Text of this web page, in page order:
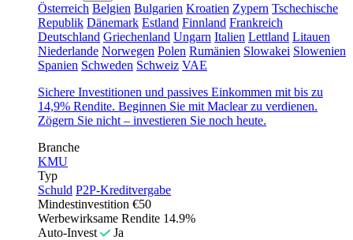
Österreich Belgien Bulgarien Kroatien Zypern Tschechische
Republik Dänemark Estland Finnland Frankreich
Deutschland Griechenland Ungarn Italien Lettland Litauen
Niederlande Norwegen Polen Rumänien Slowakei Slowenien
Spanien Schweden Schweiz VAE
Sichere Investitionen und passives Einkommen mit bis zu
14,9% Rendite. Beginnen Sie mit Maclear zu verdienen.
Zögern Sie nicht – investieren Sie noch heute.
Branche
KMU
Typ
Schuld P2P-Kreditvergabe
Mindestinvestition €50
Werbewirksame Rendite 14.9%
Auto-Invest
Ja